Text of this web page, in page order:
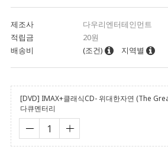
제조사
다우리엔터테인먼트
적립금
20원
배송비
(조건) 지역별
[DVD] IMAX+클래식CD- 위대한자연 (The
다큐멘터리